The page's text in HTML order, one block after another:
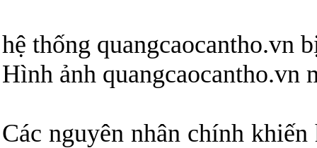
hệ thống quangcaocantho.vn
Hình ảnh
Các nguyên nhân chính